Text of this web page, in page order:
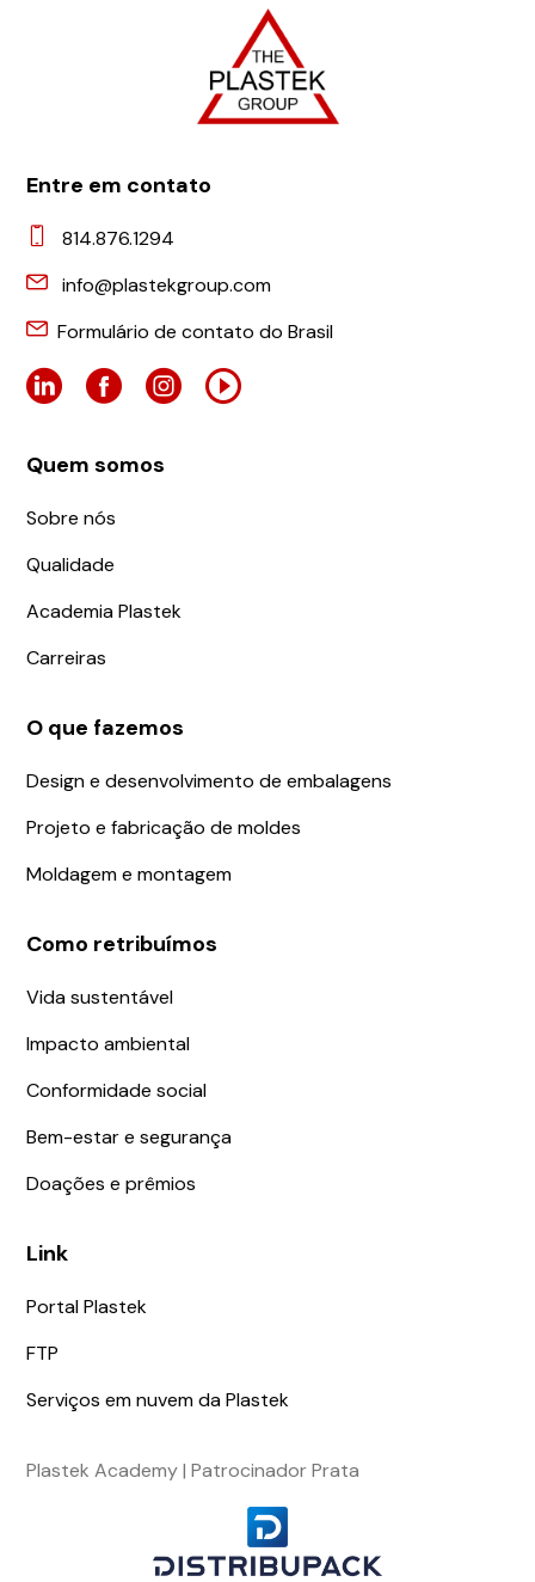
Entre em contato
814.876.1294
info@plastekgroup.com
Formulário de contato do Brasil
Quem somos
Sobre nós
Qualidade
Academia Plastek
Carreiras
O que fazemos
Design e desenvolvimento de embalagens
Projeto e fabricação de moldes
Moldagem e montagem
Como retribuímos
Vida sustentável
Impacto ambiental
Conformidade social
Bem-estar e segurança
Doações e prêmios
Link
Portal Plastek
FTP
Serviços em nuvem da Plastek
Plastek Academy | Patrocinador Prata